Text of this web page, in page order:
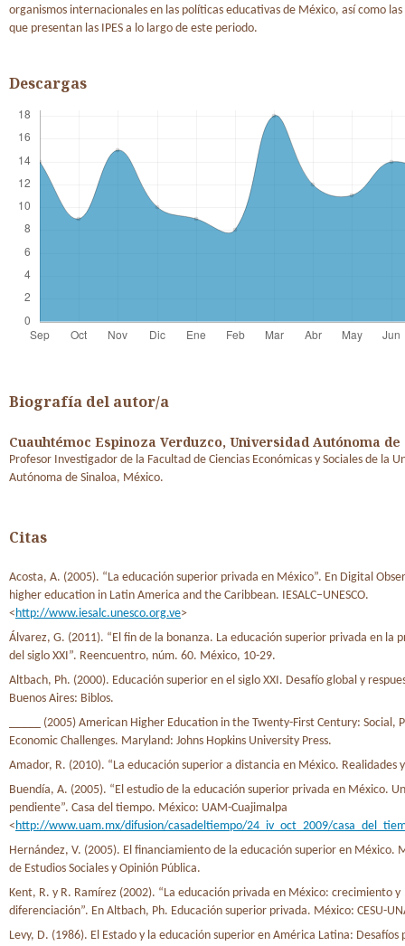
organismos internacionales en las políticas educativas de México, así como
que presentan las IPES a lo largo de este periodo.
Descargas
Biografía del autor/a
Cuauhtémoc Espinoza Verduzco, Universidad Autónoma de
Profesor Investigador de la Facultad de Ciencias Económicas y Sociales de la
Autónoma de Sinaloa, México.
Citas
Acosta, A. (2005). “La educación superior privada en México”. En Digital
higher education in Latin America and the Caribbean. IESALC–UNESCO.
<http://www.iesalc.unesco.org.ve>
Álvarez, G. (2011). “El fin de la bonanza. La educación superior privada en la
del siglo XXI”. Reencuentro, núm. 60. México, 10-29.
Altbach, Ph. (2000). Educación superior en el siglo XXI. Desafío global y
Buenos Aires: Biblos.
_____ (2005) American Higher Education in the Twenty-First Century: Social,
Economic Challenges. Maryland: Johns Hopkins University Press.
Amador, R. (2010). “La educación superior a distancia en México. Realidades
Buendía, A. (2005). “El estudio de la educación superior privada en México.
pendiente”. Casa del tiempo. México: UAM-Cuajimalpa
<http://www.uam.mx/difusion/casadeltiempo/24_iv_oct_2009/
Hernández, V. (2005). El financiamiento de la educación superior en México.
de Estudios Sociales y Opinión Pública.
Kent, R. y R. Ramírez (2002). “La educación privada en México: crecimiento y
diferenciación”. En Altbach, Ph. Educación superior privada. México: CESU-
Levy, D. (1986). El Estado y la educación superior en América Latina: Desafíos